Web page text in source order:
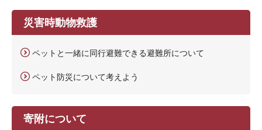
災害時動物救護
ペットと一緒に同行避難できる避難所について
ペット防災について考えよう
寄附について